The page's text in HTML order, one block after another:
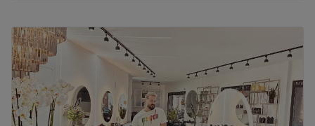
Dinsdag
Woensdag
17:00
Donderdag
10:00 –18:00
Vrijdag
10:00–18:00
Zaterdag
10:00–18:00
Zondag
Gesloten